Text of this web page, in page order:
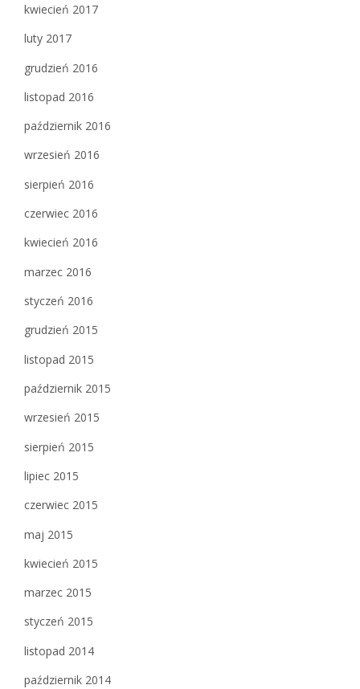
kwiecień 2017
luty 2017
grudzień 2016
listopad 2016
październik 2016
wrzesień 2016
sierpień 2016
czerwiec 2016
kwiecień 2016
marzec 2016
styczeń 2016
grudzień 2015
listopad 2015
październik 2015
wrzesień 2015
sierpień 2015
lipiec 2015
czerwiec 2015
maj 2015
kwiecień 2015
marzec 2015
styczeń 2015
listopad 2014
październik 2014